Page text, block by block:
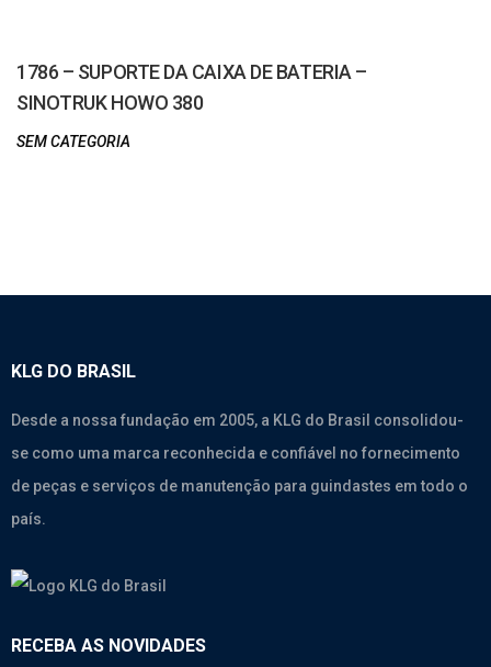
1786 – SUPORTE DA CAIXA DE BATERIA –
SINOTRUK HOWO 380
SEM CATEGORIA
KLG DO BRASIL
Desde a nossa fundação em 2005, a KLG do Brasil consolidou-
se como uma marca reconhecida e confiável no fornecimento
de peças e serviços de manutenção para guindastes em todo o
país.
RECEBA AS NOVIDADES